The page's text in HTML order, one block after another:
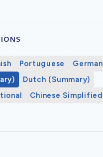
Portuguese German
Dutch (Summary)
Chinese Simplified